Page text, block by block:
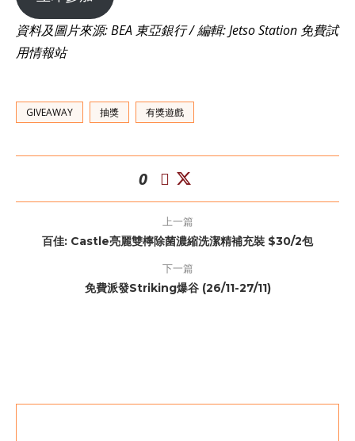
資料及圖片來源: BEA 東亞銀行 / 編輯: Jetso Station 免費試
用情報站
GIVEAWAY 抽獎 有獎遊戲
0
上一篇
百佳: Castle亮麗雙檸除菌濃縮洗潔精補充裝 $30/2包
下一篇
免費派發Striking爆谷 (26/11-27/11)